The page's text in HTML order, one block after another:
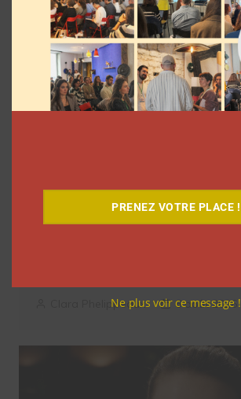
Clara Phelippeaux 6 août 2026
PRENEZ VOTRE PLACE !
Ne plus voir ce message !